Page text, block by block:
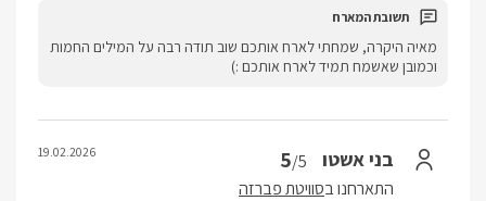
מאיה היקרה, שמחתי לארח אותכם שוב תודה רבה על המילים החמות
וכמובן שאשמח תמיד לארח אותכם :)
בני אשטו 5/5
התארחנו בסוויטת פברזה
19.02.2026